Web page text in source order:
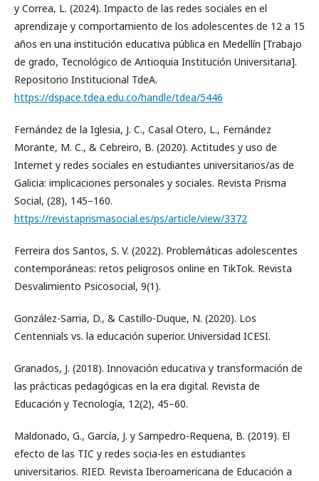
y Correa, L. (2024). Impacto de las redes sociales en el
aprendizaje y comportamiento de los adolescentes de 12 a 15
años en una institución educativa pública en Medellín [Trabajo
de grado, Tecnológico de Antioquia Institución Universitaria].
Repositorio Institucional TdeA.
https://dspace.tdea.edu.co/handle/tdea/5446
Fernández de la Iglesia, J. C., Casal Otero, L., Fernández
Morante, M. C., & Cebreiro, B. (2020). Actitudes y uso de
Internet y redes sociales en estudiantes universitarios/as de
Galicia: implicaciones personales y sociales. Revista Prisma
Social, (28), 145–160.
https://revistaprismasocial.es/ps/article/view/3372
Ferreira dos Santos, S. V. (2022). Problemáticas adolescentes
contemporáneas: retos peligrosos online en TikTok. Revista
Desvalimiento Psicosocial, 9(1).
González-Sarria, D., & Castillo-Duque, N. (2020). Los
Centennials vs. la educación superior. Universidad ICESI.
Granados, J. (2018). Innovación educativa y transformación de
las prácticas pedagógicas en la era digital. Revista de
Educación y Tecnología, 12(2), 45–60.
Maldonado, G., García, J. y Sampedro-Requena, B. (2019). El
efecto de las TIC y redes socia-les en estudiantes
universitarios. RIED. Revista Iberoamericana de Educación a